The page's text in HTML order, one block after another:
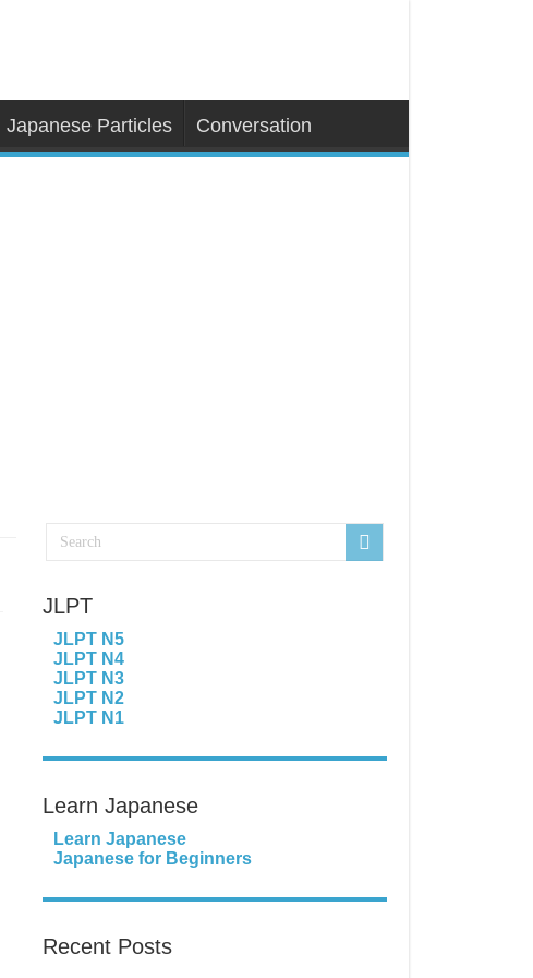
Japanese Particles Conversation
JLPT
JLPT N5
JLPT N4
JLPT N3
JLPT N2
JLPT N1
Learn Japanese
Learn Japanese
Japanese for Beginners
Recent Posts